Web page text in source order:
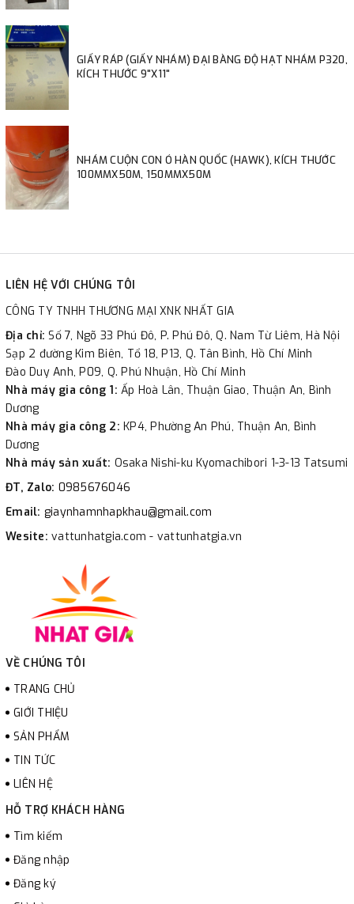
GIẤY RÁP (GIẤY NHÁM) ĐẠI BÀNG ĐỘ HẠT NHÁM P320,
KÍCH THƯỚC 9"X11"
NHÁM CUỘN CON Ó HÀN QUỐC (HAWK), KÍCH THƯỚC
100MMX50M, 150MMX50M
LIÊN HỆ VỚI CHÚNG TÔI
CÔNG TY TNHH THƯƠNG MẠI XNK NHẤT GIA
Địa chỉ:Số 7, Ngõ 33 Phú Đô, P. Phú Đô, Q. Nam Từ Liêm, Hà Nội
Sạp 2 đường Kim Biên, Tổ 18, P13, Q. Tân Bình, Hồ Chí Minh
Đào Duy Anh, P09, Q. Phú Nhuận, Hồ Chí Minh
Nhà máy gia công 1: Ấp Hoà Lân, Thuận Giao, Thuận An, Bình
Dương
Nhà máy gia công 2: KP4, Phường An Phú, Thuận An, Bình
Dương
Nhà máy sản xuất: Osaka Nishi-ku Kyomachibori 1-3-13 Tatsumi
ĐT, Zalo: 0985676046
Email: giaynhamnhapkhau@gmail.com
Wesite: vattunhatgia.com - vattunhatgia.vn
VỀ CHÚNG TÔI
TRANG CHỦ
GIỚI THIỆU
SẢN PHẨM
TIN TỨC
LIÊN HỆ
HỖ TRỢ KHÁCH HÀNG
Tìm kiếm
Đăng nhập
Đăng ký